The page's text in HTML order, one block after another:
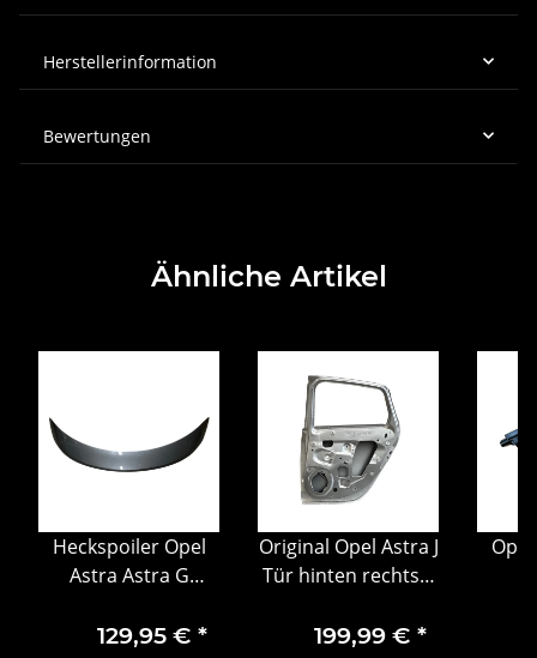
Herstellerinformation
Bewertungen
Ähnliche Artikel
Heckspoiler Opel
Astra Astra G
38286 34101401
129,95 € *
Original Opel Astra J
Tür hinten rechts –
199,99 € *